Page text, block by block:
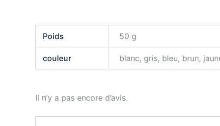
Poids 50 g
couleur blanc, gris, bleu, brun,
Il n’y a pas encore d’avis.